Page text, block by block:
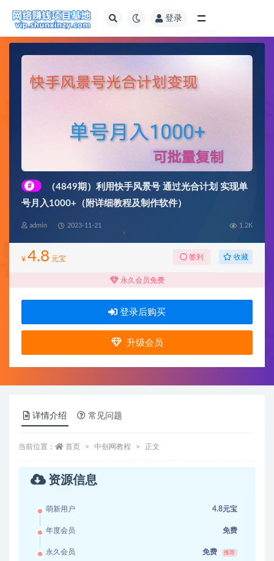
登录
#
（4849期）利用快手风景号 通过光合计划 实现单
号月入1000+（附详细教程及制作软件）
admin 2023-11-21 1.2K
¥ 4.8 元宝 签到 收藏
永久会员免费
登录后购买
升级会员
详情介绍 常见问题
当前位置： 首页 中创网教程 正文
资源信息
萌新用户 4.8元宝
年度会员 免费
永久会员 免费 推荐